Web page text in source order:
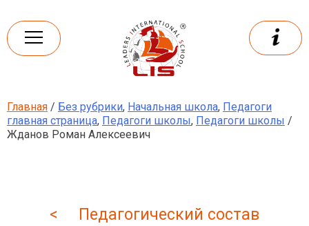
content
Leaders
International school
Главная / Без рубрики, Начальная школа, Педагоги
главная страница, Педагоги школы, Педагоги школы /
Жданов Роман Алексеевич
< Педагогический состав